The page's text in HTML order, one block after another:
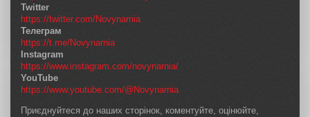
Twitter
https://twitter.com/Novynarnia
Телеграм
https://t.me/Novynarnia
Instagram
https://www.instagram.com/novynarnia/
YouTube
https://www.youtube.com/@Novynarnia
Приєднуйтеся до наших сторінок, коментуйте, оцінюйте,